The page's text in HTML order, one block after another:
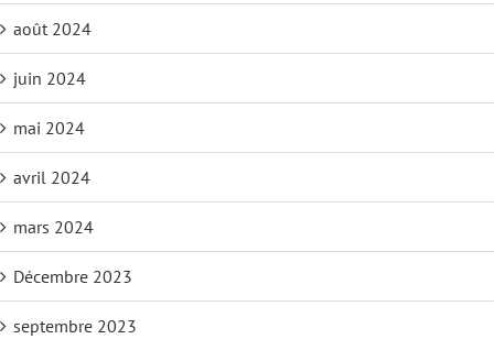
août 2024
juin 2024
mai 2024
avril 2024
mars 2024
Décembre 2023
septembre 2023